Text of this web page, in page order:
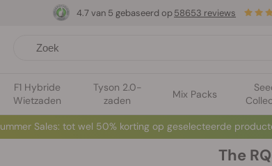
F1 Hybride
Wietzaden
Tyson 2.0-
zaden
Mix Packs
4.7 van 5 gebaseerd op58653 reviews
Sales: tot wel 50% korting op geselecteerde
The